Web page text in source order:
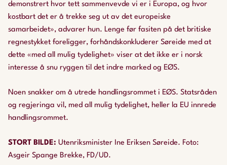
demonstrert hvor tett sammenvevde vi er i Europa, og hvor
kostbart det er å trekke seg ut av det europeiske
samarbeidet», advarer hun. Lenge før fasiten på det britiske
regnestykket foreligger, forhåndskonkluderer Søreide med at
dette «med all mulig tydelighet» viser at det ikke er i norsk
interesse å snu ryggen til det indre marked og EØS.
Noen snakker om å utrede handlingsrommet i EØS. Statsråden
og regjeringa vil, med all mulig tydelighet, heller la EU innrede
handlingsrommet.
STORT BILDE: Utenriksminister Ine Eriksen Søreide. Foto:
Asgeir Spange Brekke, FD/UD.